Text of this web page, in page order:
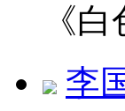
《
李